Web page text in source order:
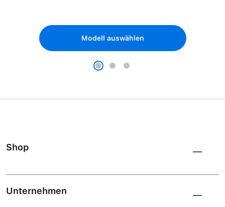
Modell auswählen
Shop
Unternehmen